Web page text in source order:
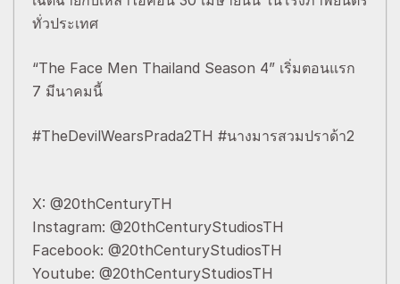
ทั่วประเทศ
“The Face Men Thailand Season 4” เริ่มตอนแรก
7 มีนาคมนี้
#TheDevilWearsPrada2TH #นางมารสวมปราด้า2
X: @20thCenturyTH
Instagram: @20thCenturyStudiosTH
Facebook: @20thCenturyStudiosTH
Youtube: @20thCenturyStudiosTH